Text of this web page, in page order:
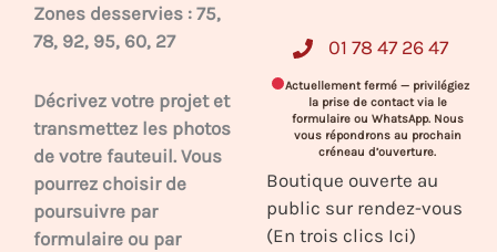
Zones desservies : 75,
78, 92, 95, 60, 27
Décrivez votre projet et
transmettez les photos
de votre fauteuil. Vous
pourrez choisir de
poursuivre par
formulaire ou par
01 78 47 26 47
Actuellement fermé — privilégiez
la prise de contact via le
formulaire ou WhatsApp. Nous
vous répondrons au prochain
créneau d’ouverture.
Boutique ouverte au
public sur rendez-vous
(En trois clics Ici)